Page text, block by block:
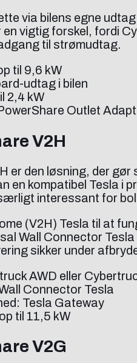
via bilens egne
vigtig forskel, fordi
til strømudtag.
til 9,6 kW
udtag i bilen
2,4 kW
Outlet
V2H
er den løsning, der
en kompatibel Tesla i
interessant for
(V2H) Tesla til at
Wall Connector
sikker under
AWD eller
Connector Tesla
Tesla Gateway
til 11,5 kW
V2G